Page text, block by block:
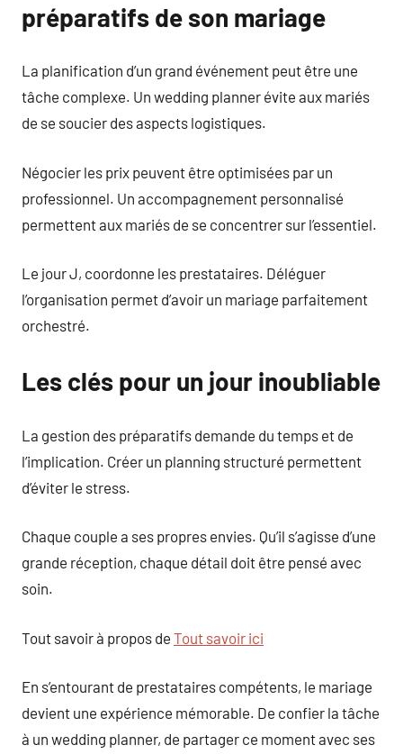
préparatifs de son mariage
La planification d’un grand événement peut être une
tâche complexe. Un wedding planner évite aux mariés
de se soucier des aspects logistiques.
Négocier les prix peuvent être optimisées par un
professionnel. Un accompagnement personnalisé
permettent aux mariés de se concentrer sur l’essentiel.
Le jour J, coordonne les prestataires. Déléguer
l’organisation permet d’avoir un mariage parfaitement
orchestré.
Les clés pour un jour inoubliable
La gestion des préparatifs demande du temps et de
l’implication. Créer un planning structuré permettent
d’éviter le stress.
Chaque couple a ses propres envies. Qu’il s’agisse d’une
grande réception, chaque détail doit être pensé avec
soin.
Tout savoir à propos de Tout savoir ici
En s’entourant de prestataires compétents, le mariage
devient une expérience mémorable. De confier la tâche
à un wedding planner, de partager ce moment avec ses